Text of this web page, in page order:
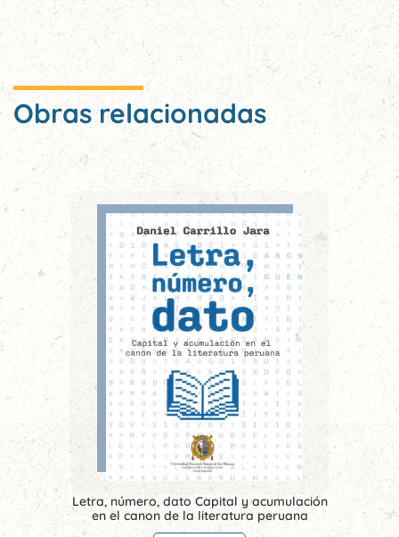
Obras relacionadas
Letra, número, dato Capital y acumulación
en el canon de la literatura peruana